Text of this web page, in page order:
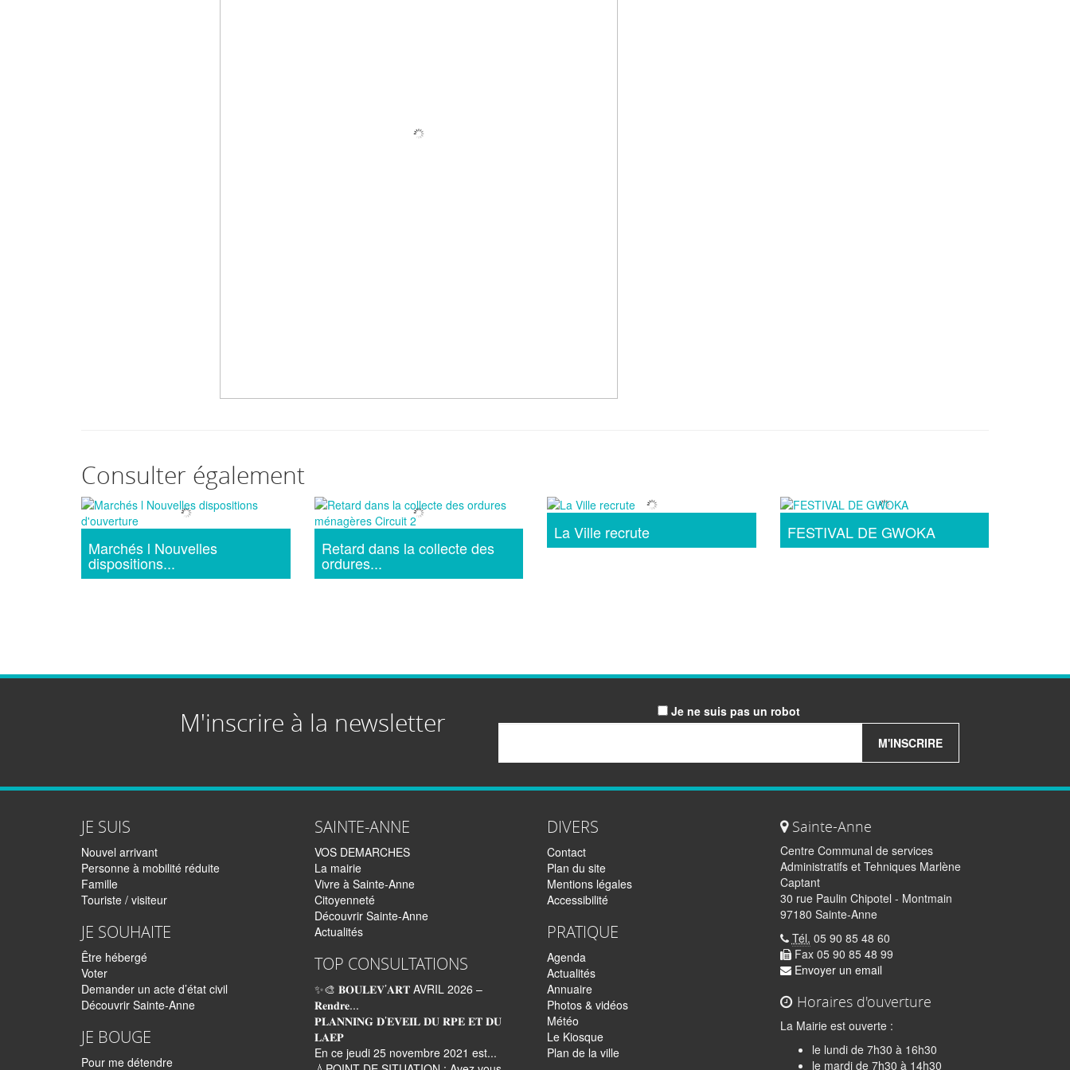
Consulter également
Marchés l Nouvelles
dispositions...
Retard dans la collecte des
ordures...
La Ville recrute FESTIVAL DE GWOKA
M'inscrire à la newsletter
Je ne suis pas un robot
M'INSCRIRE
JE SUIS
Nouvel arrivant
Personne à mobilité réduite
Famille
Touriste / visiteur
JE SOUHAITE
Être hébergé
Voter
Demander un acte d’état civil
Découvrir Sainte-Anne
JE BOUGE
Pour me détendre
SAINTE-ANNE
VOS DEMARCHES
La mairie
Vivre à Sainte-Anne
Citoyenneté
Découvrir Sainte-Anne
Actualités
TOP CONSULTATIONS
✨🎨 𝐁𝐎𝐔𝐋𝐄𝐕’𝐀𝐑𝐓 AVRIL 2026 –
𝐑𝐞𝐧𝐝𝐫𝐞...
𝐏𝐋𝐀𝐍𝐍𝐈𝐍𝐆 𝐃’𝐄𝐕𝐄𝐈𝐋 𝐃𝐔 𝐑𝐏𝐄 𝐄𝐓 𝐃𝐔
𝐋𝐀𝐄𝐏
En ce jeudi 25 novembre 2021 est...
DIVERS
Contact
Plan du site
Mentions légales
Accessibilité
PRATIQUE
Agenda
Actualités
Annuaire
Photos & vidéos
Météo
Le Kiosque
Plan de la ville
Sainte-Anne
Centre Communal de services
Administratifs et Tehniques Marlène
Captant
30 rue Paulin Chipotel - Montmain
97180 Sainte-Anne
Tél. 05 90 85 48 60
Fax 05 90 85 48 99
Envoyer un email
Horaires d'ouverture
La Mairie est ouverte :
le lundi de 7h30 à 16h30
le mardi de 7h30 à 14h30